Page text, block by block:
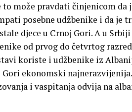
to može pravdati činjenicom da
posebne udžbenike i da je
djece u Crnoj Gori. A u
od prvog do četvrtog
koriste i udžbenike iz
ekonomski
i vaspitanja odvija na